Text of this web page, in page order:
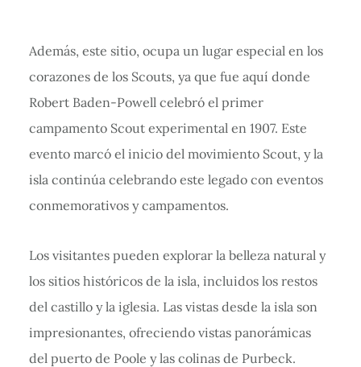
Además, este sitio, ocupa un lugar especial en los
corazones de los Scouts, ya que fue aquí donde
Robert Baden-Powell celebró el primer
campamento Scout experimental en 1907. Este
evento marcó el inicio del movimiento Scout, y la
isla continúa celebrando este legado con eventos
conmemorativos y campamentos.
Los visitantes pueden explorar la belleza natural y
los sitios históricos de la isla, incluidos los restos
del castillo y la iglesia. Las vistas desde la isla son
impresionantes, ofreciendo vistas panorámicas
del puerto de Poole y las colinas de Purbeck.